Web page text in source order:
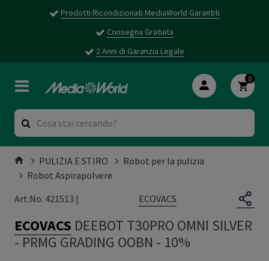
Prodotti Ricondizionati MediaWorld Garantiti
Consegna Gratuita
2 Anni di Garanzia Legale
0
PULIZIA E STIRO
Robot per la pulizia
Robot Aspirapolvere
Art.No. 421513 |
ECOVACS
ECOVACS DEEBOT T30PRO OMNI SILVER
- PRMG GRADING OOBN - 10%